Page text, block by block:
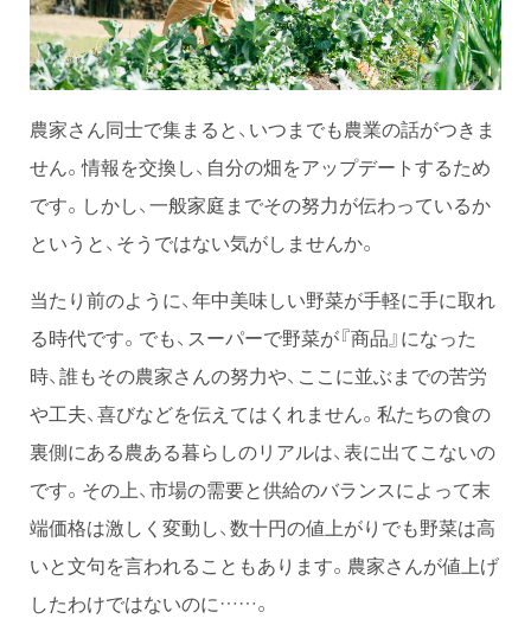
農家さん同士で集まると、いつまでも農業の話がつきま
せん。情報を交換し、自分の畑をアップデートするため
です。しかし、一般家庭までその努力が伝わっているか
というと、そうではない気がしませんか。
当たり前のように、年中美味しい野菜が手軽に手に取れ
る時代です。でも、スーパーで野菜が『商品』になった
時、誰もその農家さんの努力や、ここに並ぶまでの苦労
や工夫、喜びなどを伝えてはくれません。私たちの食の
裏側にある農ある暮らしのリアルは、表に出てこないの
です。その上、市場の需要と供給のバランスによって末
端価格は激しく変動し、数十円の値上がりでも野菜は高
いと文句を言われることもあります。農家さんが値上げ
したわけではないのに……。